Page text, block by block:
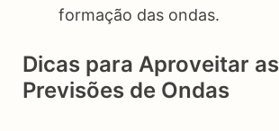
formação das ondas.
Dicas para Aproveitar as
Previsões de Ondas